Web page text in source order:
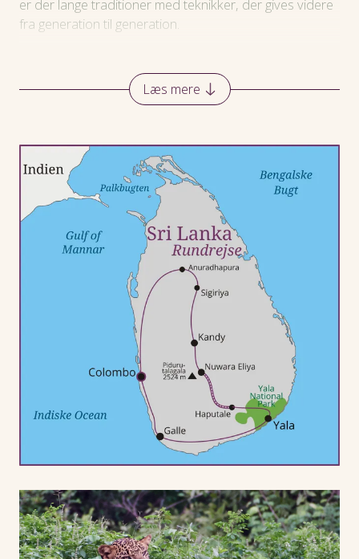
er der lange traditioner med teknikker, der gives videre
fra generation til generation.
Læs mere